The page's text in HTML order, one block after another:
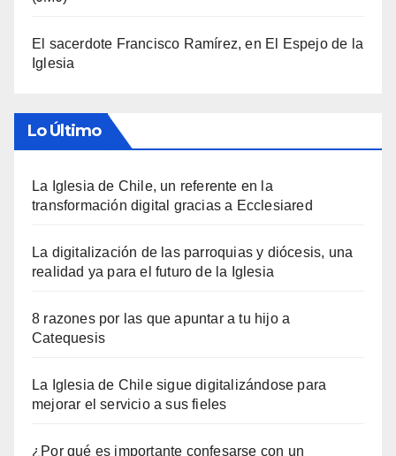
El sacerdote Francisco Ramírez, en El Espejo de la
Iglesia
Lo Último
La Iglesia de Chile, un referente en la
transformación digital gracias a Ecclesiared
La digitalización de las parroquias y diócesis, una
realidad ya para el futuro de la Iglesia
8 razones por las que apuntar a tu hijo a
Catequesis
La Iglesia de Chile sigue digitalizándose para
mejorar el servicio a sus fieles
¿Por qué es importante confesarse con un